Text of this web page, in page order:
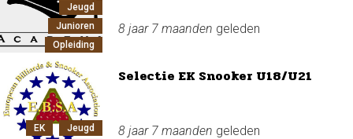
Jeugd
Junioren
Opleiding
8 jaar 7 maanden geleden
EK
Jeugd
Selectie EK Snooker U18/U21
8 jaar 7 maanden geleden